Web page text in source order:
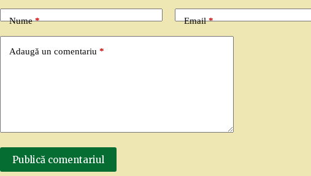
Nume* Email*
Adaugă un comentariu *
Publică comentariul